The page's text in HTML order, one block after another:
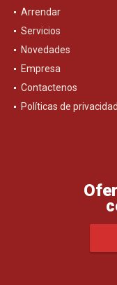
Arrendar
Servicios
Novedades
Empresa
Contactenos
Políticas de privacidad